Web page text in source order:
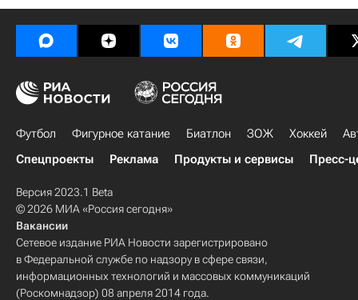
Футбол Фигурное катание Биатлон ЗОЖ Хоккей
Спецпроекты
Реклама Продукты и сервисы Пресс-
Версия 2023.1 Beta
© 2026 МИА «Россия сегодня»
Вакансии
Сетевое издание РИА Новости зарегистрировано
в Федеральной службе по надзору в сфере связи,
информационных технологий и массовых коммуникаций
(Роскомнадзор) 08 апреля 2014 года.